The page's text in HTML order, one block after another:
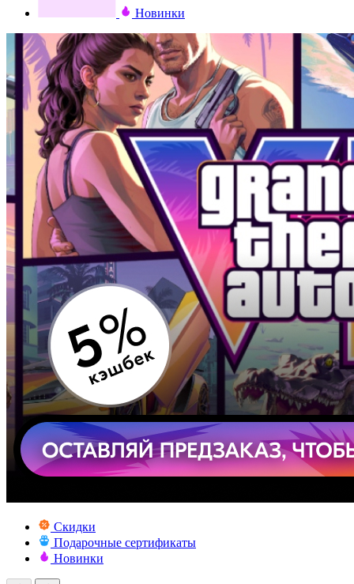
Новинки
Скидки
Подарочные сертификаты
Новинки